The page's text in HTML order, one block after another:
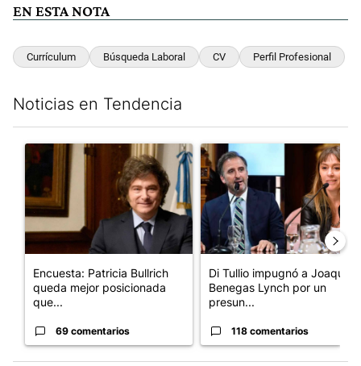
EN ESTA NOTA
Currículum Búsqueda Laboral CV Perfil Profesional
Noticias en Tendencia
Un artículo de tendencia con el título "Encuesta: Patricia
Encuesta: Patricia Bullrich
queda mejor posicionada
que...
69 comentarios
Un artículo de tendencia con
Di Tullio impugnó a Joaquín
Benegas Lynch por un
presun...
118 comentarios